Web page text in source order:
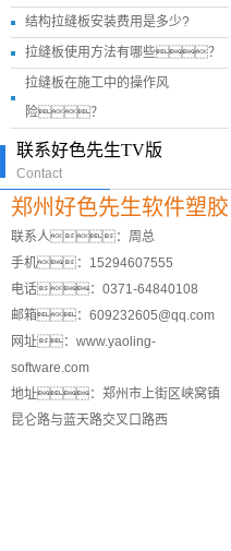
结构拉缝板安装费用是多少?
拉缝板使用方法有哪些？
拉缝板在施工中的操作风
险？
联系好色先生TV版
Contact
郑州好色先生软件塑胶
联系人：周总
手机：15294607555
电话：0371-64840108
邮箱：609232605@qq.com
网址：www.yaoling-
software.com
地址：郑州市上街区峡窝镇
昆仑路与蓝天路交叉口路西